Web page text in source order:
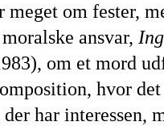
meget om fester,
ansvar,
om et mord
hvor
har interessen,